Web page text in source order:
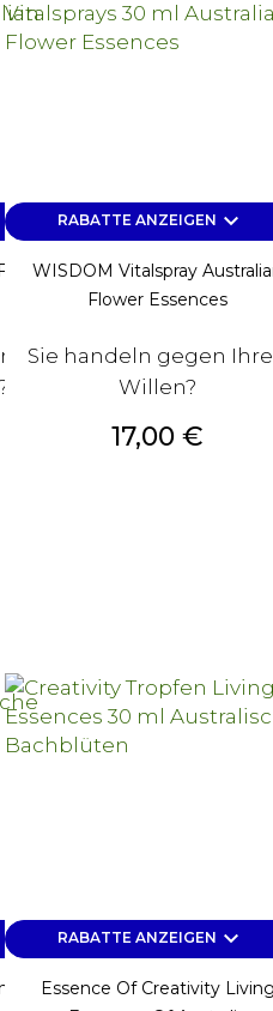
RABATTE ANZEIGEN keyboard_arrow_down
WISDOM Vitalspray
Flower Essences
Sie handeln gegen
Willen?
Preis
17,00 €
Bush
RABATTE ANZEIGEN keyboard_arrow_down
Essence Of Creativity